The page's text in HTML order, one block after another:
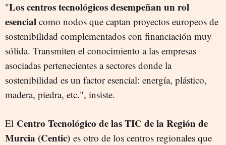
"Los centros tecnológicos desempeñan un rol
esencial como nodos que captan proyectos europeos de
sostenibilidad complementados con financiación muy
sólida. Transmiten el conocimiento a las empresas
asociadas pertenecientes a sectores donde la
sostenibilidad es un factor esencial: energía, plástico,
madera, piedra, etc.", insiste.
El Centro Tecnológico de las TIC de la Región de
Murcia (Centic) es otro de los centros regionales que